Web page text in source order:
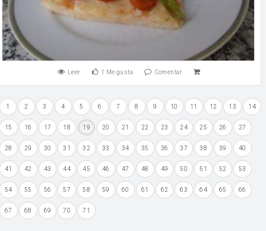
Leer 1 Me gusta Comentar
1 2 3 4 5 6 7 8 9 10 11 12 13 14
15 16 17 18 19 20 21 22 23 24 25 26 27
28 29 30 31 32 33 34 35 36 37 38 39 40
41 42 43 44 45 46 47 48 49 50 51 52 53
54 55 56 57 58 59 60 61 62 63 64 65 66
67 68 69 70 71